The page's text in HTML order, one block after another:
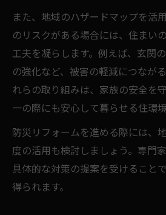
また、地域のハザードマップを活
のリスクがある場合には、住まい
工夫を凝らします。例えば、玄関
の強化など、被害の軽減につなが
れらの取り組みは、家族の安全を
一の際にも安心して暮らせる住環
防災リフォームを進める際には、
度の活用も検討しましょう。専門
具体的な対策の提案を受けること
得られます。